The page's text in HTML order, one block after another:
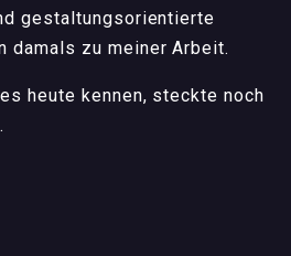
gestaltungsorientierte
damals zu meiner Arbeit.
heute kennen, steckte noch